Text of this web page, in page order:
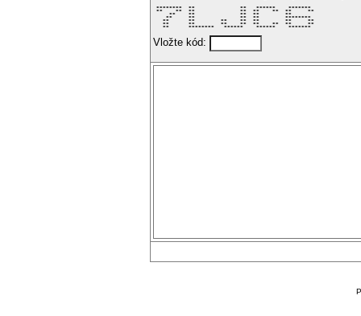
********  **              **   ******    *******
**    **  **              **  **    **  **     **
     **    **              **  **        **
    **     **              **  **        ********
   **      **        **    **  **        **     **
   **      **        **    **  **    **  **     **
   **      ********   ******    ******    *******
Vložte kód: